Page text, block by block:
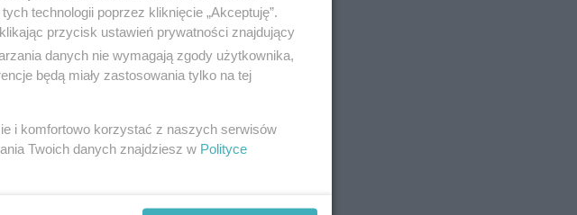
technologii poprzez kliknięcie „Akceptuję”.
przycisk ustawień prywatności znajdujący
danych nie wymagają zgody użytkownika,
będą miały zastosowania tylko na tej
i komfortowo korzystać z naszych serwisów
Twoich danych znajdziesz w Polityce